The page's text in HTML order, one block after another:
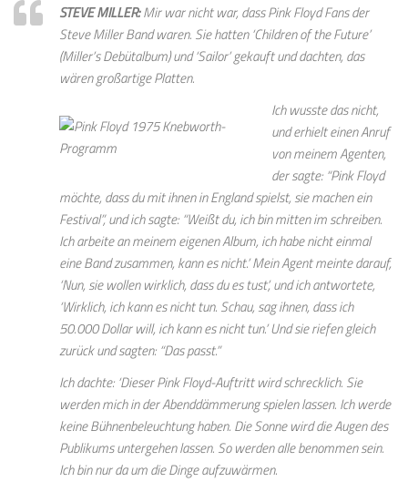
STEVE MILLER:Mir war nicht war, dass Pink Floyd Fans der
Steve Miller Band waren. Sie hatten ‘Children of the Future’
(Miller’s Debütalbum) und ‘Sailor’ gekauft und dachten, das
wären großartige Platten.
Ich wusste das nicht,
und erhielt einen Anruf
von meinem Agenten,
der sagte: “Pink Floyd
möchte, dass du mit ihnen in England spielst, sie machen ein
Festival”, und ich sagte: “Weißt du, ich bin mitten im schreiben.
Ich arbeite an meinem eigenen Album, ich habe nicht einmal
eine Band zusammen, kann es nicht.’ Mein Agent meinte darauf,
‘Nun, sie wollen wirklich, dass du es tust’, und ich antwortete,
‘Wirklich, ich kann es nicht tun. Schau, sag ihnen, dass ich
50.000 Dollar will, ich kann es nicht tun.’ Und sie riefen gleich
zurück und sagten: “Das passt.”
Ich dachte: ‘Dieser Pink Floyd-Auftritt wird schrecklich. Sie
werden mich in der Abenddämmerung spielen lassen. Ich werde
keine Bühnenbeleuchtung haben. Die Sonne wird die Augen des
Publikums untergehen lassen. So werden alle benommen sein.
Ich bin nur da um die Dinge aufzuwärmen.